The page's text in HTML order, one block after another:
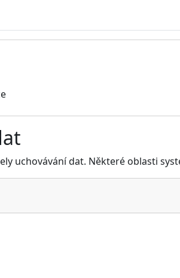
uchovávání dat. Některé oblasti